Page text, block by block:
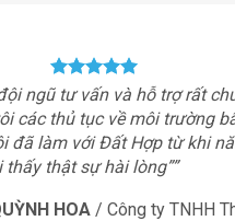
ngũ tư vấn và hỗ trợ rất
các thủ tục về môi trường
đã làm với Đất Hợp từ khi
thật sự hài lòng””
HOA / Công ty TNHH